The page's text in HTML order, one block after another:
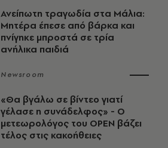
Ανείπωτη τραγωδία στα Μάλια:
Μητέρα έπεσε από βάρκα και
πνίγηκε μπροστά σε τρία
ανήλικα παιδιά
Newsroom
«Θα βγάλω σε βίντεο γιατί
γέλασε η συνάδελφος» - Ο
μετεωρολόγος του OPEN βάζει
τέλος στις κακοήθειες